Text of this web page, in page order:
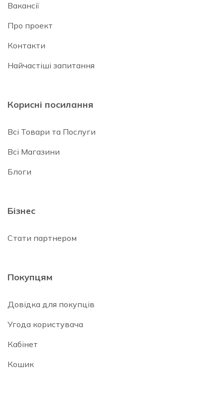
Вакансії
Про проект
Контакти
Найчастіші запитання
Корисні посилання
Всі Товари та Послуги
Всі Магазини
Блоги
Бізнес
Стати партнером
Покупцям
Довідка для покупців
Угода користувача
Кабінет
Кошик